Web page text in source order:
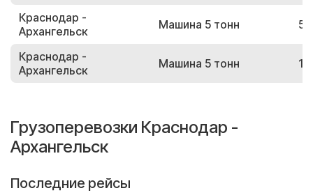
Краснодар -
Архангельск
Машина 5 тонн
Краснодар -
Архангельск
Машина 5 тонн
Грузоперевозки Краснодар -
Архангельск
Последние рейсы